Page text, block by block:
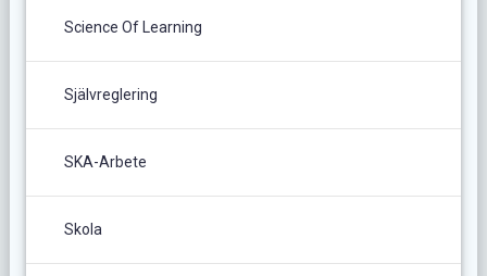
Science Of Learning
Självreglering
SKA-Arbete
Skola